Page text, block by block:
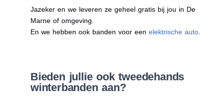
Jazeker en we leveren ze geheel gratis bij jou in De
Marne of omgeving.
En we hebben ook banden voor een elektrische auto.
Bieden jullie ook tweedehands
winterbanden aan?